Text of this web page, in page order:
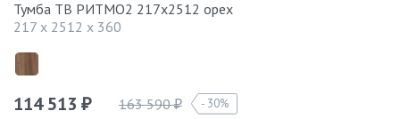
Тумба ТВ РИТМО2 217х2512 орех
217 x 2512 x 360
114 513 ₽ 163 590₽ 30%